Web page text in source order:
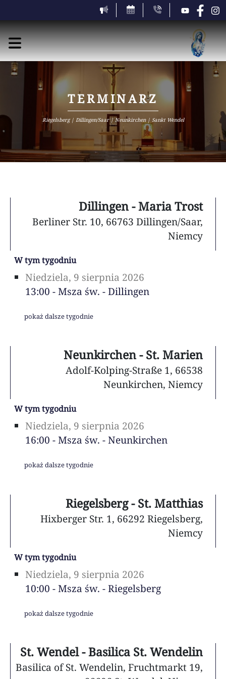
TERMINARZ
Riegelsberg | Dillingen/Saar | Neunkirchen | Sankt Wendel
Dillingen - Maria Trost
Berliner Str. 10, 66763 Dillingen/Saar,
Niemcy
W tym tygodniu
Niedziela, 9 sierpnia 2026
13:00 - Msza św. - Dillingen
pokaż dalsze tygodnie
Neunkirchen - St. Marien
Adolf-Kolping-Straße 1, 66538
Neunkirchen, Niemcy
W tym tygodniu
Niedziela, 9 sierpnia 2026
16:00 - Msza św. - Neunkirchen
pokaż dalsze tygodnie
Riegelsberg - St. Matthias
Hixberger Str. 1, 66292 Riegelsberg,
Niemcy
W tym tygodniu
Niedziela, 9 sierpnia 2026
10:00 - Msza św. - Riegelsberg
pokaż dalsze tygodnie
St. Wendel - Basilica St. Wendelin
Basilica of St. Wendelin, Fruchtmarkt 19,